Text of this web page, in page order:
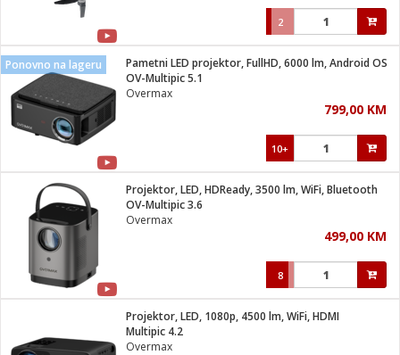
...
aparati
grla
i oprema
IP kamere
IP
brave
2
Ponovno na lageru
Pametni LED projektor, FullHD, 6000 lm, Android OS
OV-Multipic 5.1
Overmax
799,00 KM
10+
Projektor, LED, HDReady, 3500 lm, WiFi, Bluetooth
OV-Multipic 3.6
Overmax
499,00 KM
8
Projektor, LED, 1080p, 4500 lm, WiFi, HDMI
Multipic 4.2
Overmax